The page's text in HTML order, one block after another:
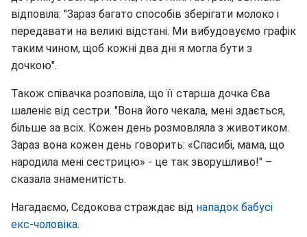
відповіла: "Зараз багато способів зберігати молоко і
передавати на великі відстані. Ми вибудовуємо графік
таким чином, щоб кожні два дні я могла бути з
дочкою".
Також співачка розповіла, що її старша дочка Єва
шаленіє від сестри. "Вона його чекала, мені здається,
більше за всіх. Кожен день розмовляла з животиком.
Зараз вона кожен день говорить: «Спасибі, мама, що
народила мені сестрицю» - це так зворушливо!" –
сказала знаменитість.
Нагадаємо, Сєдокова страждає від нападок бабусі
екс-чоловіка.